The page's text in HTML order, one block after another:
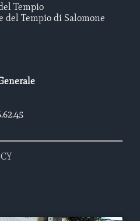
Tempio
del Tempio di Salomone